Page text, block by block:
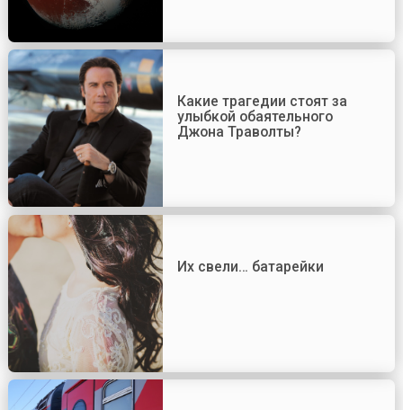
Какие трагедии стоят за
улыбкой обаятельного
Джона Траволты?
Их свели… батарейки